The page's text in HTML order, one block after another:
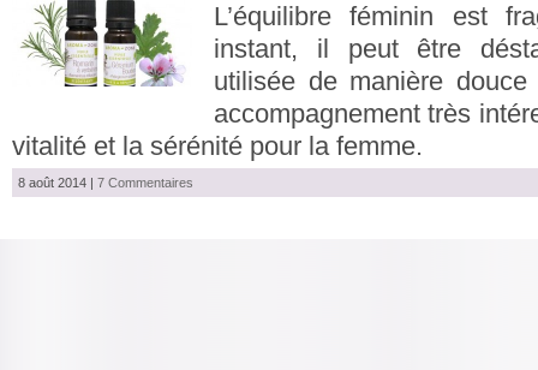
L’équilibre féminin est
instant, il peut être
utilisée de manière
accompagnement très
vitalité et la sérénité pour la femme.
8 août 2014 7 Commentaires